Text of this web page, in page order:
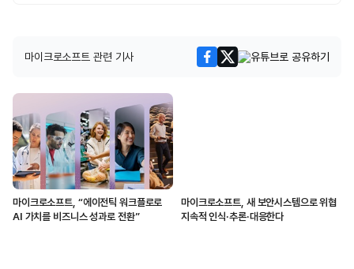
마이크로소프트 관련 기사
마이크로소프트, “에이전틱 워크플로로
AI 가치를 비즈니스 성과로 전환”
마이크로소프트, 새 보안시스템으로 위협
지속적 인식·추론·대응한다